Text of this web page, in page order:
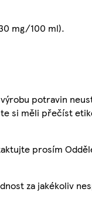
mg/100 ml).
potravin
si měli přečíst
prosím
za jakékoliv